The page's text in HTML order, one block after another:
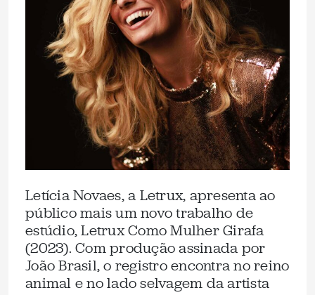
Letícia Novaes, a Letrux, apresenta ao
público mais um novo trabalho de
estúdio, Letrux Como Mulher Girafa
(2023). Com produção assinada por
João Brasil, o registro encontra no reino
animal e no lado selvagem da artista